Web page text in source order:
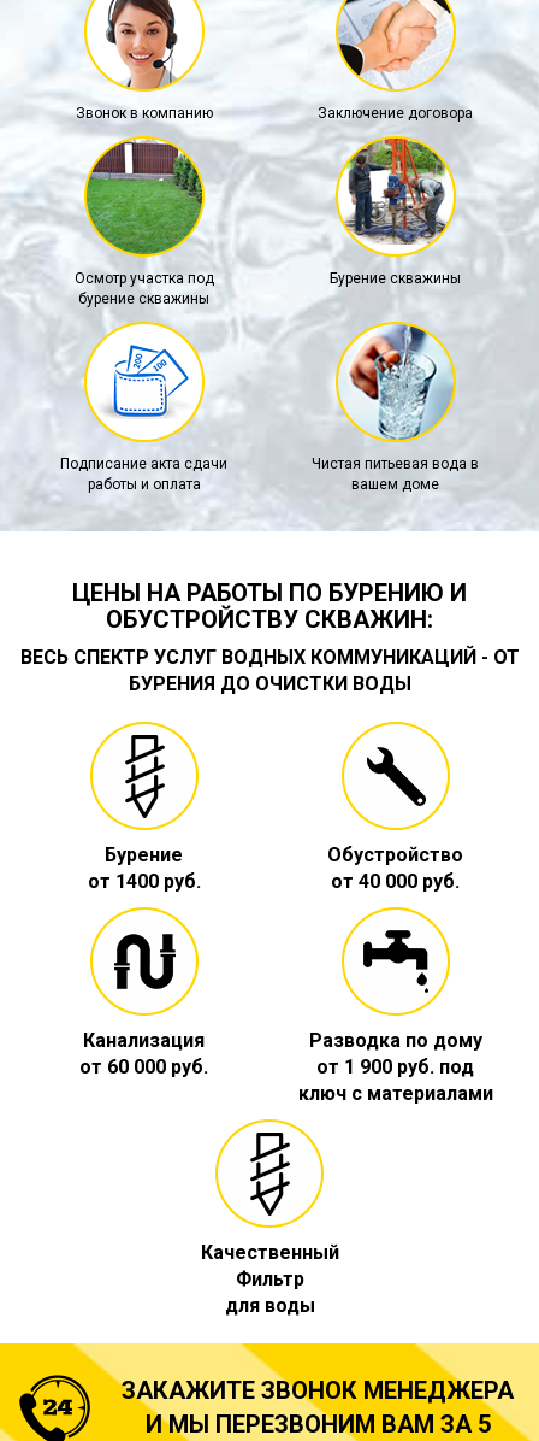
Звонок в компанию Заключение договора
Осмотр участка под
бурение скважины
Бурение скважины
Подписание акта сдачи
работы и оплата
Чистая питьевая вода в
вашем доме
ЦЕНЫ НА РАБОТЫ ПО БУРЕНИЮ И
ОБУСТРОЙСТВУ СКВАЖИН:
ВЕСЬ СПЕКТР УСЛУГ ВОДНЫХ КОММУНИКАЦИЙ - ОТ
БУРЕНИЯ ДО ОЧИСТКИ ВОДЫ
Бурение
от 1400 руб.
Обустройство
от 40 000 руб.
Канализация
от 60 000 руб.
Разводка по дому
от 1 900 руб. под
ключ с материалами
Качественный
Фильтр
для воды
ЗАКАЖИТЕ ЗВОНОК МЕНЕДЖЕРА
И МЫ ПЕРЕЗВОНИМ ВАМ ЗА 5